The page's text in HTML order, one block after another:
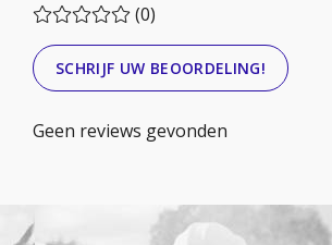
(0)
SCHRIJF UW BEOORDELING!
Geen reviews gevonden